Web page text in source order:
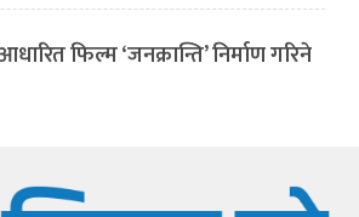
फिल्म ‘जनक्रान्ति’ निर्माण गरिने